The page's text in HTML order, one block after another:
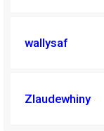
wallysaf
Zlaudewhiny